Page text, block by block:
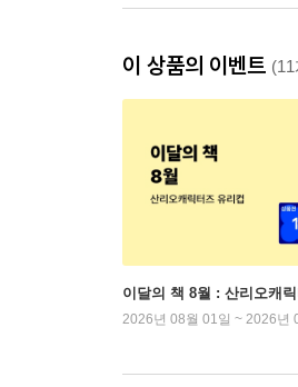
이 상품의 이벤트
이달의 책 8월 : 산리오캐
2026년 08월 01일 ~ 2026년